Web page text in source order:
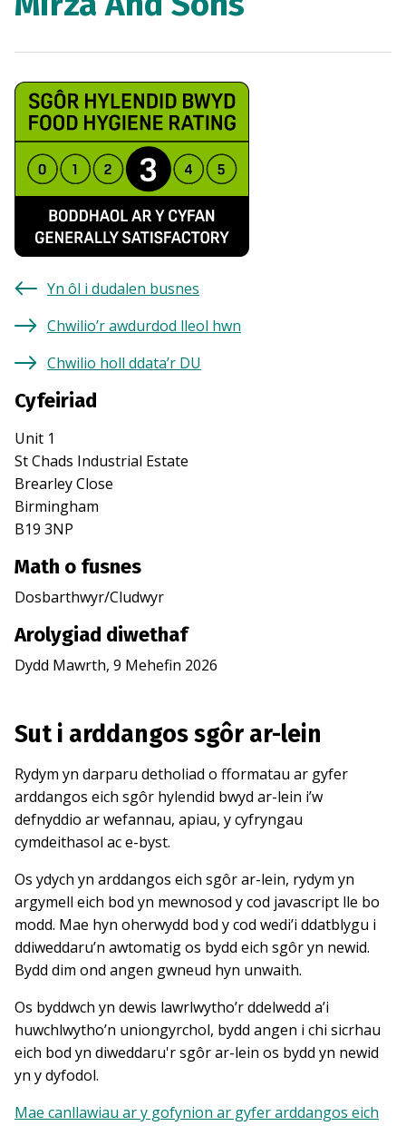
Yn ôl i dudalen busnes
Chwilio’r awdurdod lleol hwn
Chwilio holl ddata’r DU
Cyfeiriad
Unit 1
St Chads Industrial Estate
Brearley Close
Birmingham
B19 3NP
Math o fusnes
Dosbarthwyr/Cludwyr
Arolygiad diwethaf
Dydd Mawrth, 9 Mehefin 2026
Sut i arddangos sgôr ar-lein
Rydym yn darparu detholiad o fformatau ar gyfer
arddangos eich sgôr hylendid bwyd ar-lein i’w
defnyddio ar wefannau, apiau, y cyfryngau
cymdeithasol ac e-byst.
Os ydych yn arddangos eich sgôr ar-lein, rydym yn
argymell eich bod yn mewnosod y cod javascript lle bo
modd. Mae hyn oherwydd bod y cod wedi’i ddatblygu i
ddiweddaru’n awtomatig os bydd eich sgôr yn newid.
Bydd dim ond angen gwneud hyn unwaith.
Os byddwch yn dewis lawrlwytho’r ddelwedd a’i
huwchlwytho’n uniongyrchol, bydd angen i chi sicrhau
eich bod yn diweddaru'r sgôr ar-lein os bydd yn newid
yn y dyfodol.
Mae canllawiau ar y gofynion ar gyfer arddangos eich